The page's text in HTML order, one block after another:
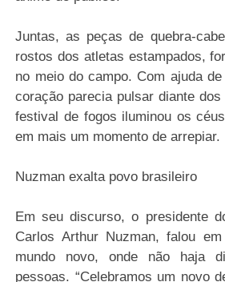
Juntas, as peças de quebra-
rostos dos atletas estampados,
no meio do campo. Com ajuda
coração parecia pulsar diante
festival de fogos iluminou os
em mais um momento de arrepiar.
Nuzman exalta povo brasileiro
Em seu discurso, o presidente
Carlos Arthur Nuzman, falou
mundo novo, onde não haja
pessoas. “Celebramos um novo